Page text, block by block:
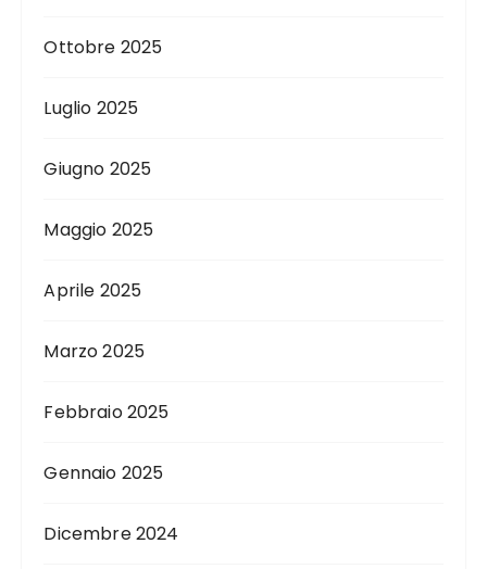
Ottobre 2025
Luglio 2025
Giugno 2025
Maggio 2025
Aprile 2025
Marzo 2025
Febbraio 2025
Gennaio 2025
Dicembre 2024